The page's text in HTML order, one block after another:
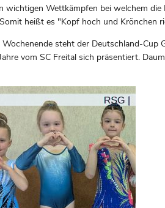
wichtigen Wettkämpfen bei welchem
heißt es "Kopf hoch und Krönchen
Wochenende steht der Deutschland-Cup
vom SC Freital sich präsentiert.